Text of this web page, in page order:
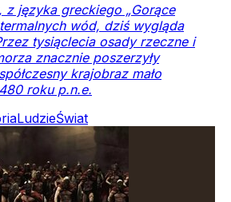
z języka greckiego „Gorące
termalnych wód, dziś wygląda
tysiąclecia osady rzeczne i
znacznie poszerzyły
krajobraz mało
roku p.n.e.
LudzieŚwiat